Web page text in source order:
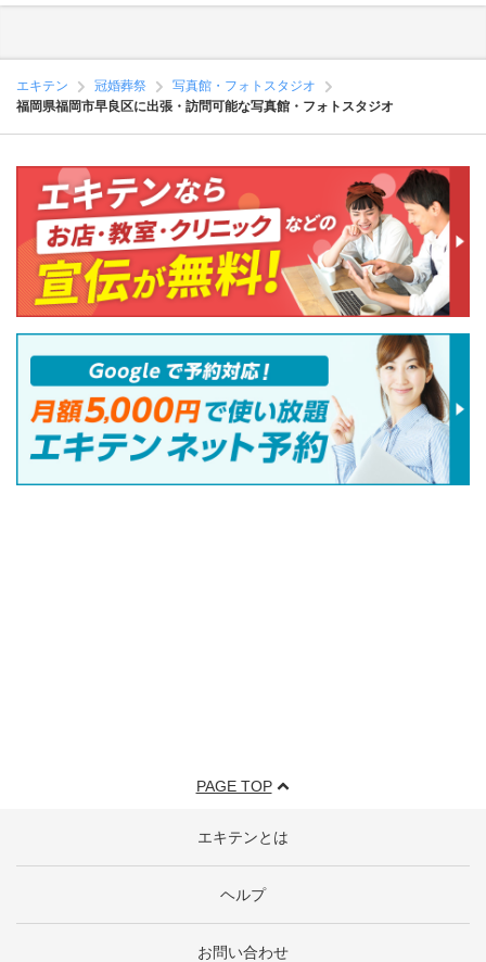
エキテン 冠婚葬祭
写真館・フォトスタジオ
福岡県福岡市早良区に出張・訪問可能な写真館・フォトスタジオ
PAGE TOP
エキテンとは
ヘルプ
お問い合わせ